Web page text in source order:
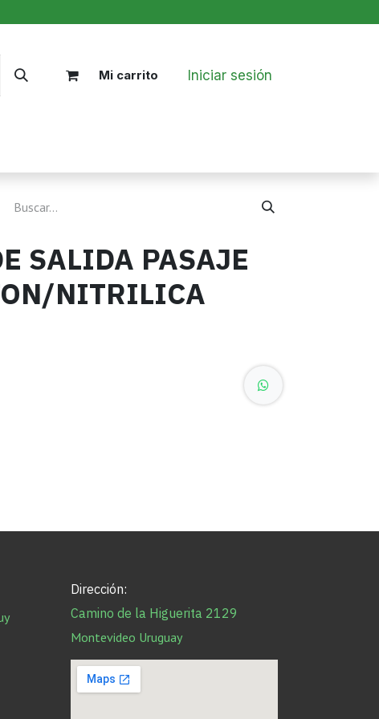
Mi carrito Iniciar sesión
SALIDA PASAJE
NITRILICA
Dirección:
Camino de la Higuerita 2129
Montevideo Uruguay